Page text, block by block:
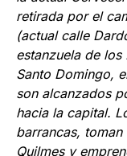
reti­rada por el
(actual calle
estanzuela de
Santo Domingo,
son alcanzados
hacia la capital.
barrancas,
Quilmes y